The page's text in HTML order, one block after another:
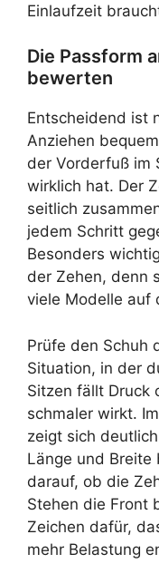
Einlaufzeit
Die Passform
bewerten
Entscheidend ist
Anziehen
der Vorderfuß im
wirklich hat. Der
seitlich
jedem Schritt
Besonders
der Zehen, denn
viele Modelle auf
Prüfe den Schuh
Situation, in der
Sitzen fällt Druck
schmaler wirkt.
zeigt sich
Länge und
darauf, ob die
Stehen die Front
Zeichen dafür,
mehr Belastung